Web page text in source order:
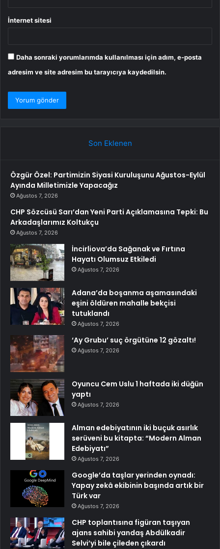
İnternet sitesi
Daha sonraki yorumlarımda kullanılması için adım, e-posta
adresim ve site adresim bu tarayıcıya kaydedilsin.
Son Eklenen
Özgür Özel: Partimizin Siyasi Kuruluşunu Ağustos-Eylül
Ayında Milletimizle Yapacağız
Ağustos 7, 2026
CHP Sözcüsü Sarı’dan Yeni Parti Açıklamasına Tepki: Bu
Arkadaşlarımız Koltukçu
Ağustos 7, 2026
İncirliova’da Sağanak ve Fırtına
Hayatı Olumsuz Etkiledi
Ağustos 7, 2026
Adana’da boşanma aşamasındaki
eşini öldüren mahalle bekçisi
tutuklandı
Ağustos 7, 2026
‘Ay Grubu’ suç örgütüne 12 gözaltı!
Ağustos 7, 2026
Oyuncu Cem Uslu 1 haftada iki düğün
yaptı
Ağustos 7, 2026
Alman edebiyatının iki buçuk asırlık
serüveni bu kitapta: “Modern Alman
Edebiyatı”
Ağustos 7, 2026
Google’da taşlar yerinden oynadı:
Yapay zekâ ekibinin başında artık bir
Türk var
Ağustos 7, 2026
CHP toplantısına figüran taşıyan
ajans sahibi yandaş Abdülkadir
Selvi’yi bile çileden çıkardı